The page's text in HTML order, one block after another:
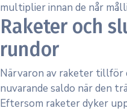
multiplier innan de når
Raketer och
rundor
Närvaron av raketer tillför
nuvarande saldo när den
Eftersom raketer dyker